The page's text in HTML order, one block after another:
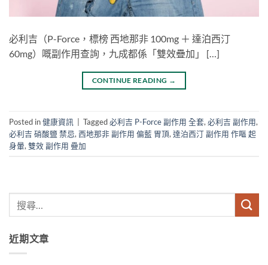
必利吉（P-Force，標榜 西地那非 100mg ＋ 達泊西汀
60mg）嘅副作用查詢，九成都係「雙效疊加」 […]
CONTINUE READING →
Posted in健康資訊 Tagged必利吉 P-Force 副作用 全套, 必利吉 副作用,
必利吉 硝酸鹽 禁忌, 西地那非 副作用 偏藍 胃頂, 達泊西汀 副作用 作嘔 起
身暈, 雙效 副作用 疊加
近期文章